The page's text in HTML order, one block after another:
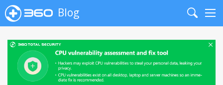
Blog
Search